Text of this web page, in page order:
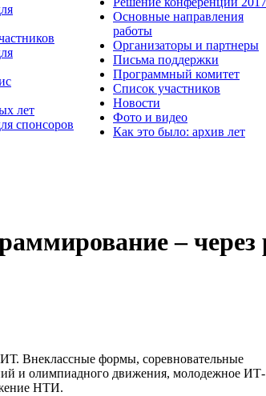
лет
спонсоров
Основные направления
работы
Организаторы и партнеры
Письма поддержки
Программный комитет
Список участников
Новости
Фото и видео
Как это было: архив лет
–
Внеклассные формы, соревновательные
и олимпиадного движения, молодежное ИТ-
НТИ.